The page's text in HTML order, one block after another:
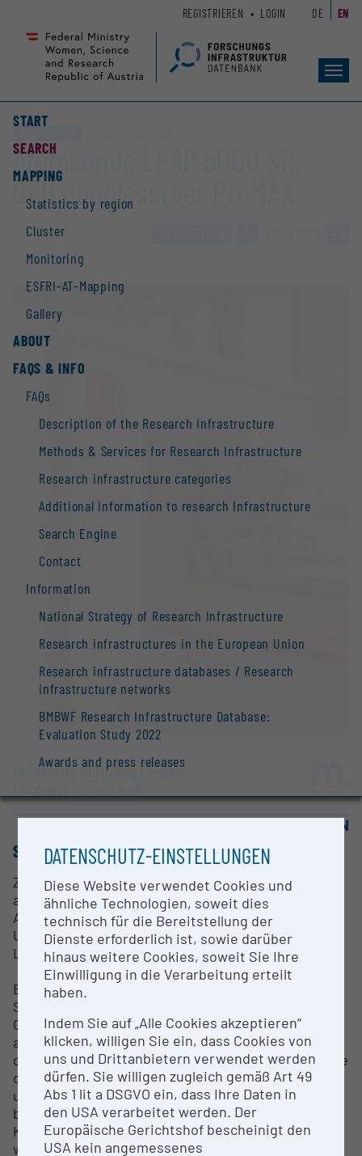
Seiteninhalt
Accesskey
Hauptnavigation
Accesskey
START
SEARCH
MAPPING
Statistics by region
Cluster
Monitoring
ESFRI-AT-Mapping
Gallery
ABOUT
FAQS & INFO
FAQs
Description of the Research Infrastructure
Methods & Services for Research Infrastructure
Research infrastructure categories
Additional Information to research Infrastructure
Search Engine
Contact
Information
National Strategy of Research Infrastructure
Research infrastructures in the European Union
Research infrastructure databases / Research
infrastructure networks
BMBWF Research Infrastructure Database:
Evaluation Study 2022
Awards and press releases
REGISTRIEREN LOGIN DE EN
Atomsonde LEAP 5000 XR,
SEH dongleserver ProMAX
University of Mining Leoben
OPEN FOR COLLABORATION
SHORT DESCRIPTION
Zur Charakterisierung von Materialien mit nahezu
atomarer Auflösung eignet sich insbesondere die
Atomsondentomographie. Für derartige
Untersuchungen stehen eine Atomsonde vom Typ
LEAP 5000 XR von Cameca Inc. zur Verfügung.
Bei der Atomsonden-Tomographie wird an eine
Spitze mit einem Spitzenradius von 20-50 nm eine
Gleichspannung von einigen Kilovolt (5-15 kV)
angelegt. Durch einen überlagerten Spannungs-
oder Laserimpuls werden Atome von der Oberfläche
durch den Effekt der Feldverdampfung abgetragen
und auf einen positionssensitiven Detektor
beschleunigt. Dabei werden die Flugzeit sowie die
Koordinaten der Auftreffpunkte aufgezeichnet,
wodurch eine 3D-Rückkonstruktion der
DATENSCHUTZ-EINSTELLUNGEN
Diese Website verwendet Cookies und
ähnliche Technologien, soweit dies
technisch für die Bereitstellung der
Dienste erforderlich ist, sowie darüber
hinaus weitere Cookies, soweit Sie Ihre
Einwilligung in die Verarbeitung erteilt
haben.
Indem Sie auf „Alle Cookies akzeptieren“
klicken, willigen Sie ein, dass Cookies von
uns und Drittanbietern verwendet werden
dürfen. Sie willigen zugleich gemäß Art 49
Abs 1 lit a DSGVO ein, dass Ihre Daten in
den USA verarbeitet werden. Der
Europäische Gerichtshof bescheinigt den
USA kein angemessenes